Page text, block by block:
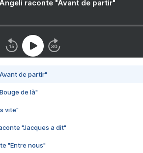
raconte "Avant de partir"
de partir"
de là"
vite"
"Jacques a dit"
"Entre nous"